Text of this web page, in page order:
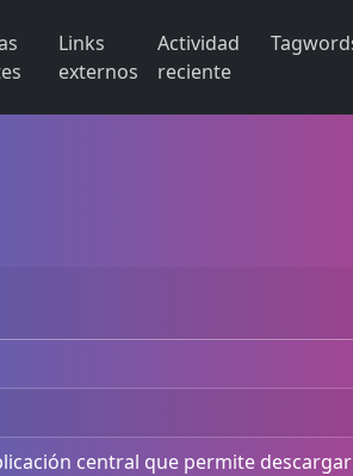
Links
externos
Actividad
reciente
central que permite